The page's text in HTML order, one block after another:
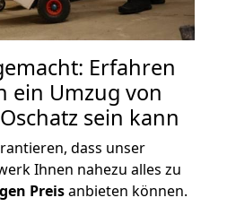
Erfahren
ein Umzug von
sein kann
dass unser
Ihnen nahezu alles zu
Preisanbieten können.